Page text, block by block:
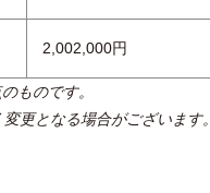
2,002,000円
ものです。
更となる場合がございます。